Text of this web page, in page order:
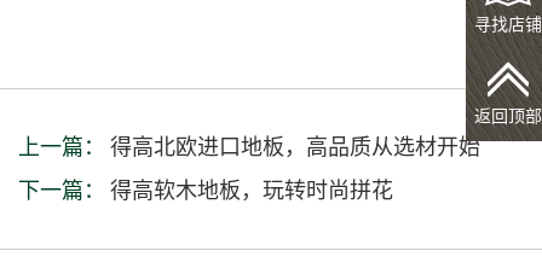
上一篇：
得高北欧进口地板，高品质从选材开始
下一篇：
得高软木地板，玩转时尚拼花
寻找店铺
返回顶部